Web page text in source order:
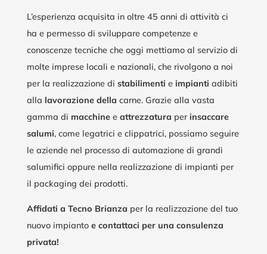
L’esperienza acquisita in oltre 45 anni di attività ci
ha e permesso di sviluppare competenze e
conoscenze tecniche che oggi mettiamo al servizio di
molte imprese locali e nazionali, che rivolgono a noi
per la realizzazione di stabilimenti e impianti adibiti
alla lavorazione della carne. Grazie alla vasta
gamma di macchinee attrezzatura perinsaccare
salumi, come legatrici e clippatrici, possiamo seguire
le aziende nel processo di automazione di grandi
salumifici oppure nella realizzazione di impianti per
il packaging dei prodotti.
Affidati a Tecno Brianza per la realizzazione del tuo
nuovo impianto e contattaci per una consulenza
privata!